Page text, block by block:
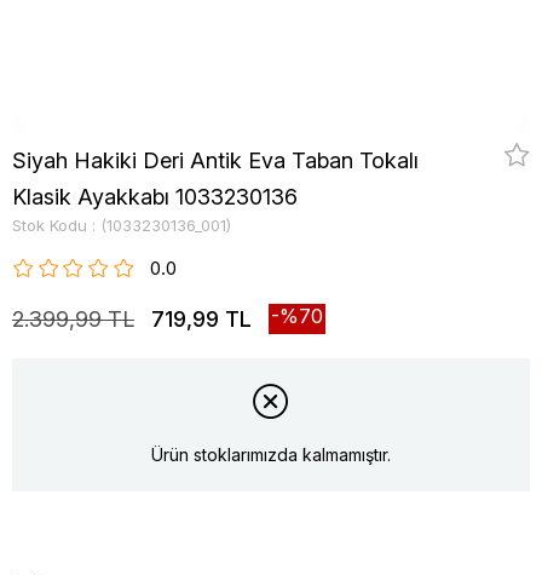
Siyah Hakiki Deri Antik Eva Taban Tokalı
Klasik Ayakkabı 1033230136
Stok Kodu (1033230136_001)
0.0
2.399,99 TL 719,99 TL 70
Ürün stoklarımızda kalmamıştır.